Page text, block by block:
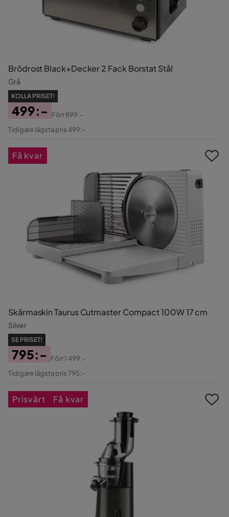
Brödrost Black+Decker 2 Fack Borstat Stål
Grå
KOLLA PRISET!
Pris
499:-
Original
Förr899:-
Tidigare lägsta pris 499:-
Skärmaskin Taurus Cutmaster Compact 100W 17 cm
Silver
SE PRISET!
Pris
795:-
Original
Förr1 499:-
Tidigare lägsta pris 795:-
Få kvar
Prisvärt Få kvar